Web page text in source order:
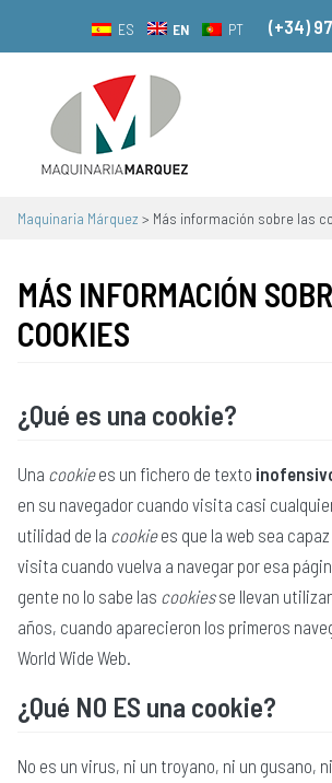
ES EN PT (+34)
Main Navigation
Maquinaria Márquez > Más información sobre las
MÁS INFORMACIÓN
COOKIES
¿Qué es una cookie?
Una cookiees un fichero de texto
en su navegador cuando visita casi
utilidad de la cookiees que la web sea
visita cuando vuelva a navegar por esa
gente no lo sabe las cookiesse llevan
años, cuando aparecieron los primeros
World Wide Web.
¿Qué NO ES una cookie?
No es un virus, ni un troyano, ni un gusano,